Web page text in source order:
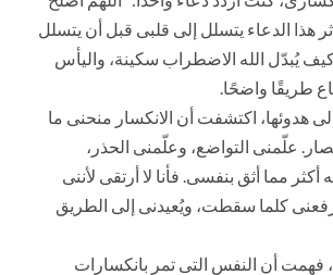
هذا الدعاء يتسلل إلى قلبى قبل أن يتسلل
يُبدّل الله الاضطراب سكينة، واليأس
طريقًا واضحًا.
هدوئها، اكتشفت أن الانكسار منحنى ما
علّمنى التواضع، وعلّمنى الحذر،
أكثر مما أثق بنفسى. فأنا لا أرتقى لأننى
كلما سقطت، ويُعيدنى إلى الطريق
فهمت أن النفس التى تمر بانكسارات